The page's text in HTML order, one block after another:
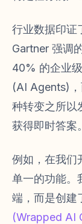
行业数据印证
Gartner 强调
40% 的企业
(AI Agents)
种转变之所以
获得即时答案。
例如，在我们
单一的功能。
端，而是创建
(Wrapped AI